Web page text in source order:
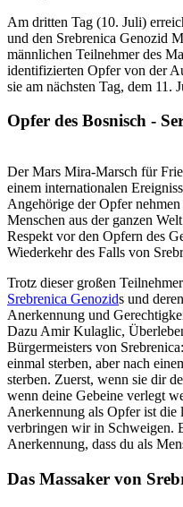
Am dritten Tag (10. Juli)
und den Srebrenica Genozid
männlichen Teilnehmer des
identifizierten Opfer von der
sie am nächsten Tag, dem 11.
Opfer des Bosnisch -
Der Mars Mira-Marsch für
einem internationalen
Angehörige der Opfer
Menschen aus der ganzen
Respekt vor den Opfern des
Wiederkehr des Falls von
Trotz dieser großen
Srebrenica Genozids und
Anerkennung und
Dazu Amir Kulaglic,
Bürgermeisters von
einmal sterben, aber nach
sterben. Zuerst, wenn sie dir
wenn deine Gebeine verlegt
Anerkennung als Opfer ist die
verbringen wir in Schweigen.
Anerkennung, dass du als
Das Massaker von